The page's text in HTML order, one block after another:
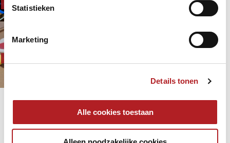
Statistieken
Marketing
Details tonen
Alle cookies toestaan
Biljartzalen/clubs/lokaliteiten
Tijd voor Krijt gratis beschikbaar
voor KNBB clubs & verenigingen
Pagina's
« eerste
‹ vorige
3 4 5 6 7